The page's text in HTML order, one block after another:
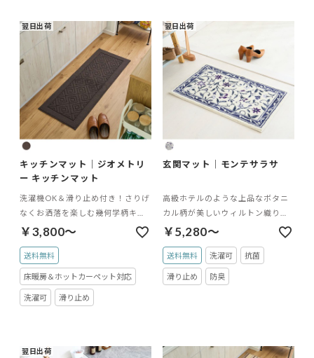
翌日出荷
キッチンマット｜ジオメトリ
ー キッチンマット
洗濯機OK＆滑り止め付き！さりげ
なくお洒落を楽しむ幾何学柄キッ
チンマット
￥3,800～
送料無料
床暖房＆ホットカーペット対応
洗濯可 滑り止め
翌日出荷
玄関マット｜モンテサラサ
高級ホテルのような上品なボタニ
カル柄が美しいウィルトン織りの
玄関マット
￥5,280～
送料無料 洗濯可 抗菌
滑り止め 防臭
翌日出荷